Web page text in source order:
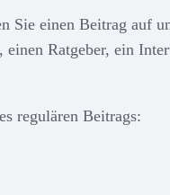
Sie einen Beitrag auf
Ratgeber, ein
regulären Beitrags: